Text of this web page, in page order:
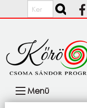
Ugrás a tartalomra
Keresés
navigáció
Menü